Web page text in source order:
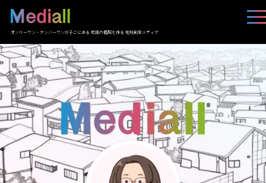
オンリーワン・ナンバーワンがそこにある 応援の循環を作る 地域創生メディア